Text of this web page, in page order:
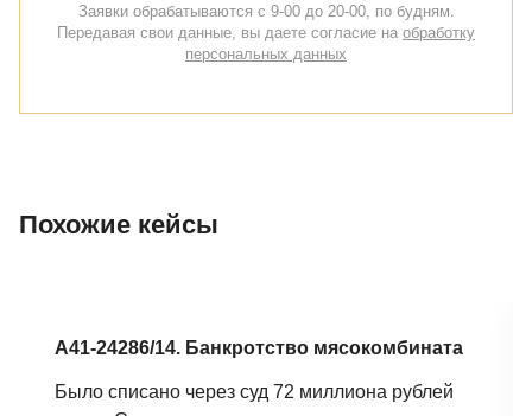
Заявки обрабатываются с 9-00 до 20-00, по будням.
Передавая свои данные, вы даете согласие на обработку
персональных данных
Похожие кейсы
А41-24286/14. Банкротство мясокомбината
Было списано через суд 72 миллиона рублей